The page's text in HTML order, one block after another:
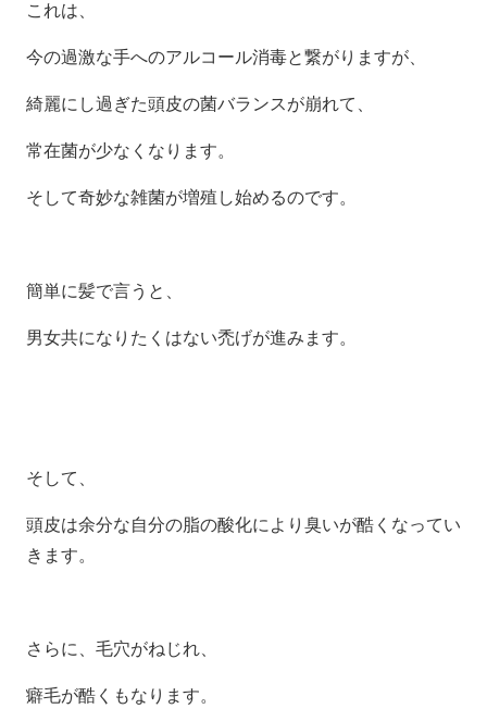
これは、
今の過激な手へのアルコール消毒と繋がりますが、
綺麗にし過ぎた頭皮の菌バランスが崩れて、
常在菌が少なくなります。
そして奇妙な雑菌が増殖し始めるのです。
簡単に髪で言うと、
男女共になりたくはない禿げが進みます。
そして、
頭皮は余分な自分の脂の酸化により臭いが酷くなってい
きます。
さらに、毛穴がねじれ、
癖毛が酷くもなります。